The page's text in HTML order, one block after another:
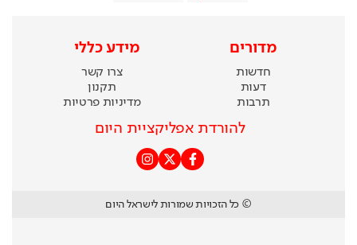
מדורים
חדשות
דעות
תרבות
מידע כללי
צרו קשר
תקנון
מדיניות פרטיות
להורדת אפליקציית היום
© כל הזכויות שמורות לישראל היום